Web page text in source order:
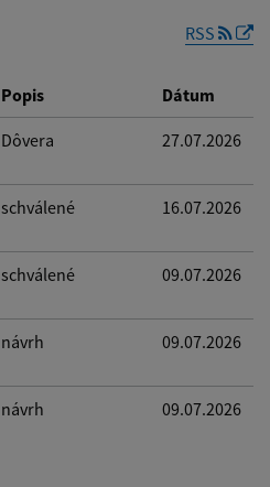
RSS
Popis Dátum
Dôvera 27.07.2026
schválené 16.07.2026
schválené 09.07.2026
návrh 09.07.2026
návrh 09.07.2026